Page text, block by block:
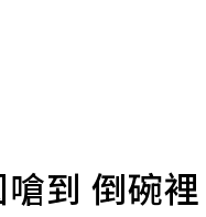
到 倒碗